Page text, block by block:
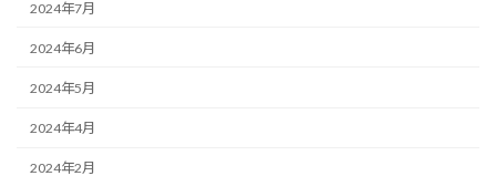
2024年7月
2024年6月
2024年5月
2024年4月
2024年2月